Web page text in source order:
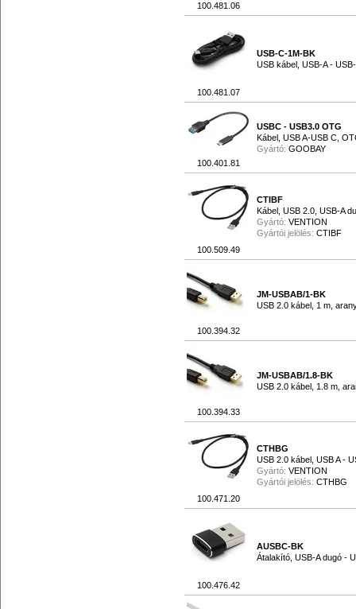
100.481.06
100.481.07
USB-C-1M-BK
USB kábel, USB-A -
100.401.81
USBC - USB3.0 OTG
Kábel, USB A-USB C,
Gyártó: GOOBAY
100.509.49
CTIBF
Kábel, USB 2.0, USB-A
Gyártó: VENTION
Gyártói jelölés: CTIBF
100.394.32
JM-USBAB/1-BK
USB 2.0 kábel, 1 m,
100.394.33
JM-USBAB/1.8-BK
USB 2.0 kábel, 1.8 m,
100.471.20
CTHBG
USB 2.0 kábel, USB A -
Gyártó: VENTION
Gyártói jelölés: CTHBG
100.476.42
AUSBC-BK
Átalakító, USB-A dugó -